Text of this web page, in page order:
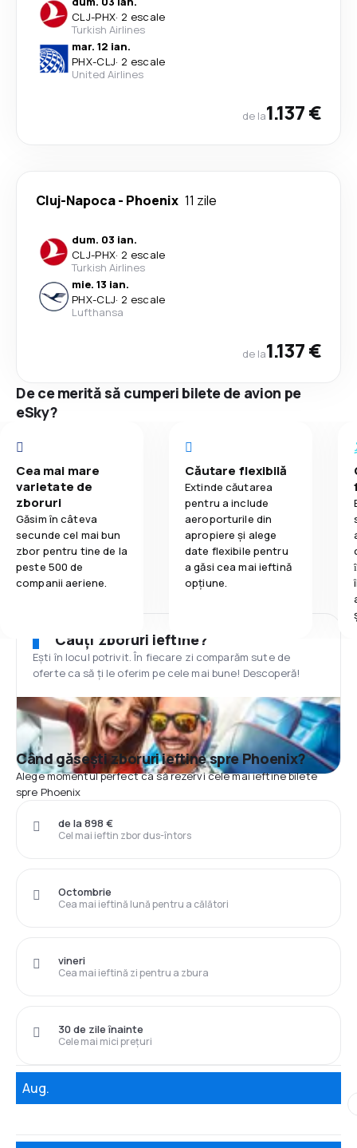
CLJ-PHX· 2 escale
Turkish Airlines
mar. 12 ian.
PHX-CLJ· 2 escale
United Airlines
de la1.137 €
Cluj-Napoca- Phoenix 11 zile
dum. 03 ian.
CLJ-PHX· 2 escale
Turkish Airlines
mie. 13 ian.
PHX-CLJ· 2 escale
Lufthansa
de la1.137 €
De ce merită să cumperi bilete de avion pe
eSky?
Cea mai mare
varietate de
zboruri
Găsim în câteva
secunde cel mai bun
zbor pentru tine de la
peste 500 de
companii aeriene.
Căutare flexibilă
Extinde căutarea
pentru a include
aeroporturile din
apropiere și alege
date flexibile pentru
a găsi cea mai ieftină
opțiune.
Cauți zboruri ieftine?
Ești în locul potrivit. În fiecare zi comparăm sute de
oferte ca să ți le oferim pe cele mai bune! Descoperă!
Când găsești zboruri ieftine spre Phoenix?
Alege momentul perfect ca să rezervi cele mai ieftine bilete
spre Phoenix
Cel mai ieftin zbor dus-întors
de la 898 €
Cea mai ieftină lună pentru a călători
Octombrie
Cea mai ieftină zi pentru a zbura
vineri
Cele mai mici prețuri
30 de zile înainte
Aug.